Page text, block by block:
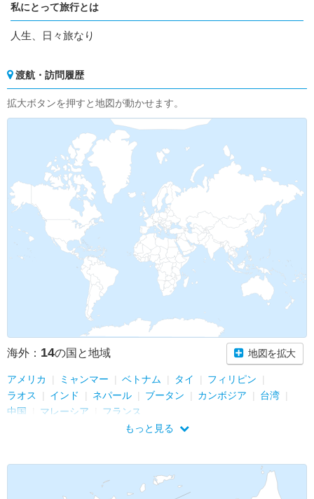
私にとって旅行とは
人生、日々旅なり
渡航・訪問履歴
拡大ボタンを押すと地図が動かせます。
海外： 14の国と地域 地図を拡大
アメリカ ミャンマー ベトナム タイ
フィリピン
ラオス
インド ネパール ブータン カンボジア
台湾
中国
マレーシア
フランス
もっと見る